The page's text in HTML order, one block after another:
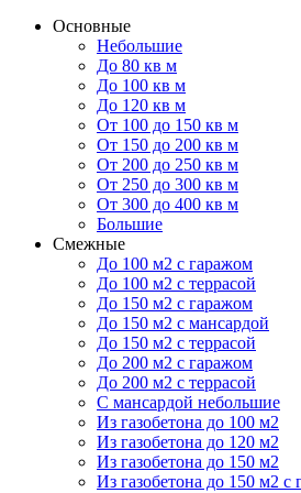
Основные
Небольшие
До 80 кв м
До 100 кв м
До 120 кв м
От 100 до 150 кв м
От 150 до 200 кв м
От 200 до 250 кв м
От 250 до 300 кв м
От 300 до 400 кв м
Большие
Смежные
До 100 м2 с гаражом
До 100 м2 с террасой
До 150 м2 с гаражом
До 150 м2 с мансардой
До 150 м2 с террасой
До 200 м2 с гаражом
До 200 м2 с террасой
С мансардой небольшие
Из газобетона до 100 м2
Из газобетона до 120 м2
Из газобетона до 150 м2
Из газобетона до 150 м2 с